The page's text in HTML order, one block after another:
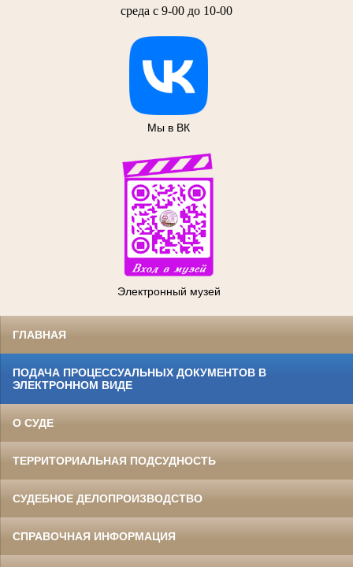
среда с 9-00 до 10-00
Мы в ВК
Электронный музей
ГЛАВНАЯ
ПОДАЧА ПРОЦЕССУАЛЬНЫХ ДОКУМЕНТОВ В
ЭЛЕКТРОННОМ ВИДЕ
О СУДЕ
ТЕРРИТОРИАЛЬНАЯ ПОДСУДНОСТЬ
СУДЕБНОЕ ДЕЛОПРОИЗВОДСТВО
СПРАВОЧНАЯ ИНФОРМАЦИЯ